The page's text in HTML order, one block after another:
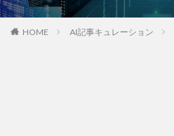
HOME AI記事キュレーション